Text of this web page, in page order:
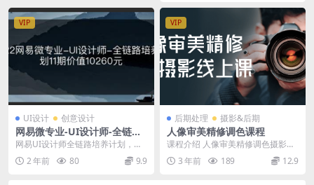
VIP
UI设计 创意设计
网易微专业-UI设计师-全链路
培养计划11期
网易UI设计师全链路培养计划，由
乐学编程课堂网整理发布高清完结
无密版。本课由一线...
2 年前 80 9.9
VIP
后期处理 摄影&后期
人像审美精修调色课程
课程介绍 人像审美精修调色摄影线
上课程，通过专业导师讲解，深入
探讨人像摄影审美理...
3 年前 189 12.9